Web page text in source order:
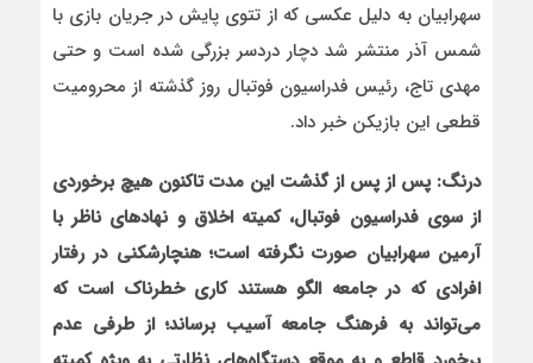
سهرابیان به دلیل عکسی که از تتوی پایش در جریان بازی با
شمس آذر منتشر شد دچار دردسر بزرگی شده است و حتی
مهدی تاج، رئیس فدراسیون فوتبال روز گذشته از محرومیت
قطعی این بازیکن خبر داد.
درنگ: پس از پس از گذشت این مدت تاکنون هیچ برخوردی
از سوی فدراسیون فوتبال، کمیته اخلاق و نهادهای ناظر با
آرمین سهرابیان صورت نگرفته است؛ هنچارشکنی در رفتار
افرادی که در جامعه الگو هستند کاری خطرناک است که
می‌تواند به فرهنگ جامعه آسیب برساند؛ از طرفی عدم